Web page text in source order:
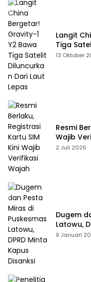
Langit
Tiga
13 Oktober
Resmi
Wajib
2 Juli 2026
Dugem
Latowu,
9 Januari